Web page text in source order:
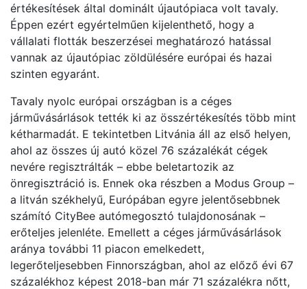
értékesítések által dominált újautópiaca volt tavaly.
Éppen ezért egyértelműen kijelenthető, hogy a
vállalati flották beszerzései meghatározó hatással
vannak az újautópiac zöldülésére európai és hazai
szinten egyaránt.
Tavaly nyolc európai országban is a céges
járművásárlások tették ki az összértékesítés több mint
kétharmadát. E tekintetben Litvánia áll az első helyen,
ahol az összes új autó közel 76 százalékát cégek
nevére regisztrálták – ebbe beletartozik az
önregisztráció is. Ennek oka részben a Modus Group –
a litván székhelyű, Európában egyre jelentősebbnek
számító CityBee autómegosztó tulajdonosának –
erőteljes jelenléte. Emellett a céges járművásárlások
aránya további 11 piacon emelkedett,
legerőteljesebben Finnországban, ahol az előző évi 67
százalékhoz képest 2018-ban már 71 százalékra nőtt,